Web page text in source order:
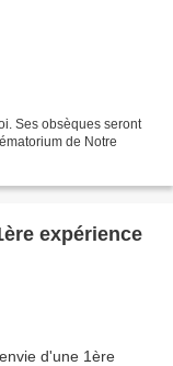
Ses obsèques seront
de Notre
expérience